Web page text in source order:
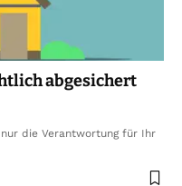
abgesichert
die Verantwortung für Ihr